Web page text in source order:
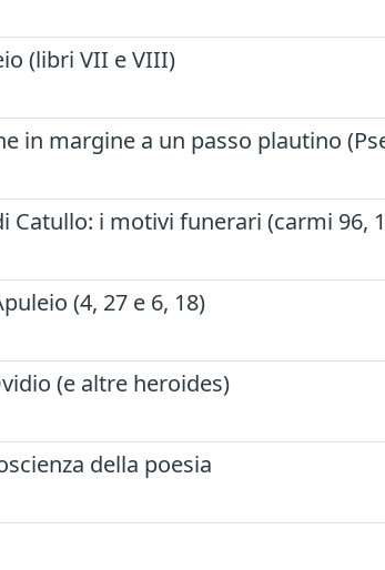
(libri VII e VIII)
in margine a un passo plautino
i motivi funerari (carmi 96,
(4, 27 e 6, 18)
(e altre heroides)
della poesia